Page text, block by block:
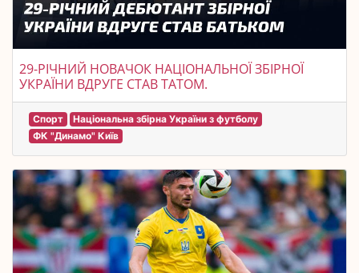
29-РІЧНИЙ НОВАЧОК НАЦІОНАЛЬНОЇ ЗБІРНОЇ
УКРАЇНИ ВДРУГЕ СТАВ ТАТОМ.
Спорт
Національна збірна України з футболу
ФК "Динамо" Київ